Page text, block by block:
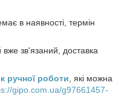
в наявності, термін
зв'язаний, доставка
ручної роботи , які можна
gipo.com.ua/g97661457-